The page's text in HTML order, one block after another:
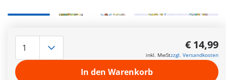
Königreich
Austauschbare Mähne, Schweif und Horn ermöglichen
individuelle Einhorn Looks voller Kreativität
€ 14,99
inkl. MwStzzgl. Versandkosten
In den Warenkorb